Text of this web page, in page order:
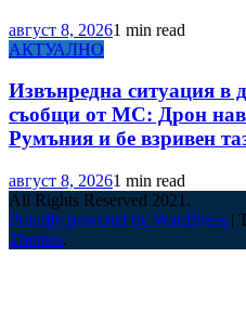
август 8, 20261 min read
АКТУАЛНО
Извънредна ситуация в
съобщи от МС: Дрон
Румъния и бе взривен
август 8, 20261 min read
All Rights Reserved 2021.
Proudly powered by WordPress |
Themes.